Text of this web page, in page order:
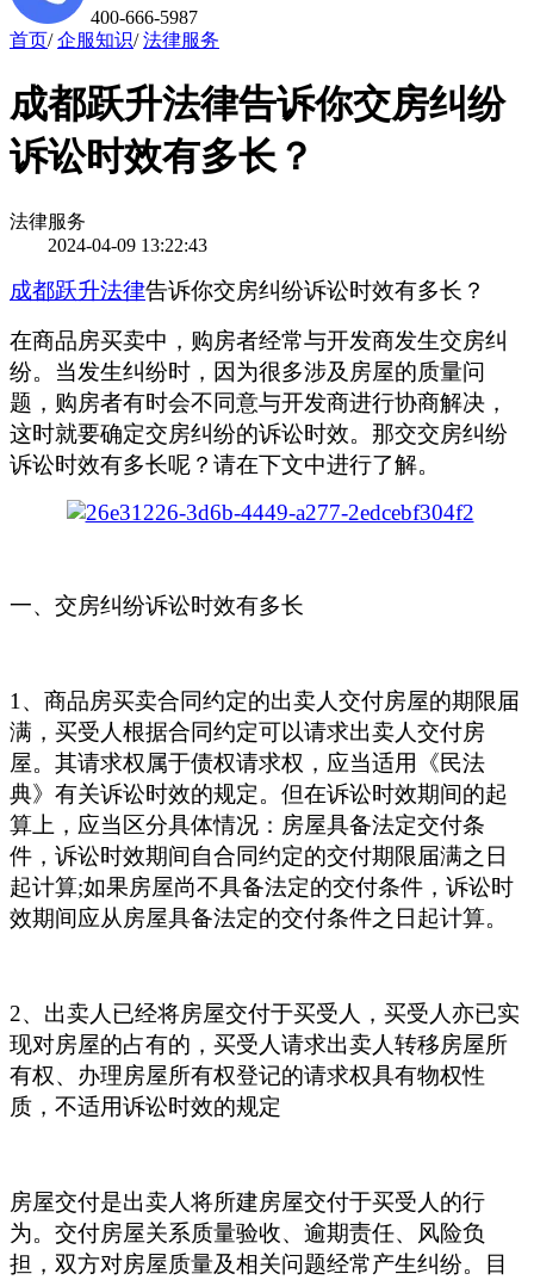
400-666-5987
首页/企服知识/法律服务
成都跃升法律告诉你交房纠纷
诉讼时效有多长？
法律服务
2024-04-09 13:22:43
成都跃升法律告诉你交房纠纷诉讼时效有多长？
在商品房买卖中，购房者经常与开发商发生交房纠
纷。当发生纠纷时，因为很多涉及房屋的质量问
题，购房者有时会不同意与开发商进行协商解决，
这时就要确定交房纠纷的诉讼时效。那交交房纠纷
诉讼时效有多长呢？请在下文中进行了解。
一、交房纠纷诉讼时效有多长
1、商品房买卖合同约定的出卖人交付房屋的期限届
满，买受人根据合同约定可以请求出卖人交付房
屋。其请求权属于债权请求权，应当适用《民法
典》有关诉讼时效的规定。但在诉讼时效期间的起
算上，应当区分具体情况：房屋具备法定交付条
件，诉讼时效期间自合同约定的交付期限届满之日
起计算;如果房屋尚不具备法定的交付条件，诉讼时
效期间应从房屋具备法定的交付条件之日起计算。
2、出卖人已经将房屋交付于买受人，买受人亦已实
现对房屋的占有的，买受人请求出卖人转移房屋所
有权、办理房屋所有权登记的请求权具有物权性
质，不适用诉讼时效的规定
房屋交付是出卖人将所建房屋交付于买受人的行
为。交付房屋关系质量验收、逾期责任、风险负
担，双方对房屋质量及相关问题经常产生纠纷。目